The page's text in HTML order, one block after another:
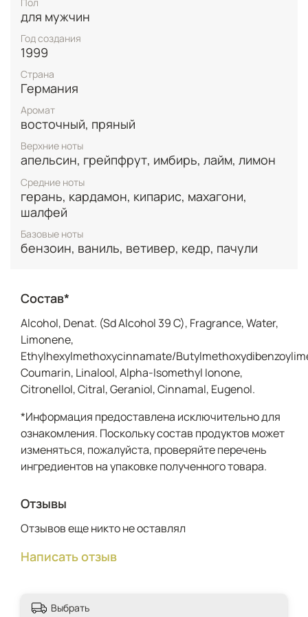
насыщенная база из кедра, пачули, замши и
ветивера с смолистыми нотами олибанума,
оставляющая шлейф, полный тайны и магнетизма.
Этот аромат — главное оружие соблазнения для
тех, кто танцует под ритм ночного города и знает
силу своего обаяния.
для мужчин
Год создания
1999
Страна
Германия
Аромат
восточный, пряный
Верхние ноты
апельсин, грейпфрут, имбирь, лайм, лимон
Средние ноты
герань, кардамон, кипарис, махагони,
шалфей
Базовые ноты
бензоин, ваниль, ветивер, кедр, пачули
Состав*
Alcohol, Denat. (Sd Alcohol 39 C), Fragrance, Water,
Limonene,
Ethylhexylmethoxycinnamate/
Coumarin, Linalool, Alpha-Isomethyl Ionone,
Citronellol, Citral, Geraniol, Cinnamal, Eugenol.
*Информация предоставлена исключительно для
ознакомления. Поскольку состав продуктов может
изменяться, пожалуйста, проверяйте перечень
ингредиентов на упаковке полученного товара.
Отзывы
Отзывов еще никто не оставлял
Написать отзыв
Выбрать